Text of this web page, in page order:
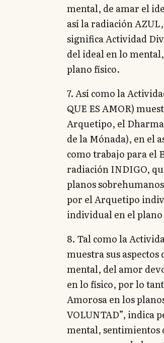
mental, de amar el
así la radiación
significa Actividad
del ideal en lo
plano físico.
7. Así como la
QUE ES AMOR)
Arquetipo, el
de la Mónada), en el
como trabajo para el
radiación INDIGO,
planos
por el Arquetipo
individual en el
8. Tal como la
muestra sus
mental, del amor
en lo físico, por lo
Amorosa en los
VOLUNTAD”, indica
mental, sentimientos